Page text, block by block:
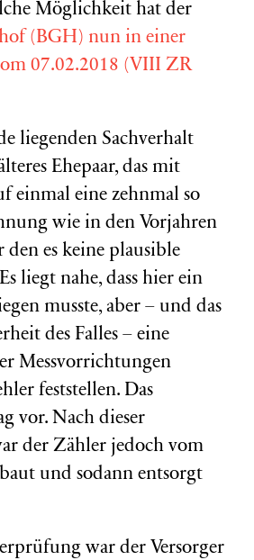
Möglichkeit hat der
(BGH) nun in einer
07.02.2018 (VIII ZR
liegenden Sachverhalt
Ehepaar, das mit
einmal eine zehnmal so
wie in den Vorjahren
es keine plausible
liegt nahe, dass hier ein
musste, aber – und das
des Falles – eine
Messvorrichtungen
feststellen. Das
vor. Nach dieser
der Zähler jedoch vom
und sodann entsorgt
war der Versorger